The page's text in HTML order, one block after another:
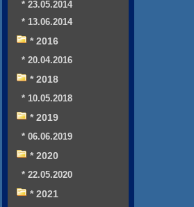
* 23.05.2014
* 13.06.2014
* 2016
* 20.04.2016
* 2018
* 10.05.2018
* 2019
* 06.06.2019
* 2020
* 22.05.2020
* 2021